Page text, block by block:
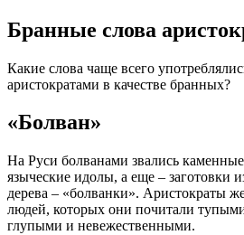
Бранные слова
Какие слова чаще всего
аристократами в качестве бранных?
«Болван»
На Руси болванами звались
языческие идолы, а еще – заготовки
дерева – «болванки». Аристократы
людей, которых они почитали
глупыми и невежественными.